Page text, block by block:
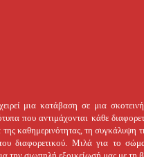
μια κατάβαση σε μια
που αντιμάχονται κάθε
καθημερινότητας, τη συγκάλυψη
διαφορετικού. Μιλά για το